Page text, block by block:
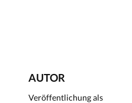
AUTOR
Veröffentlichung als